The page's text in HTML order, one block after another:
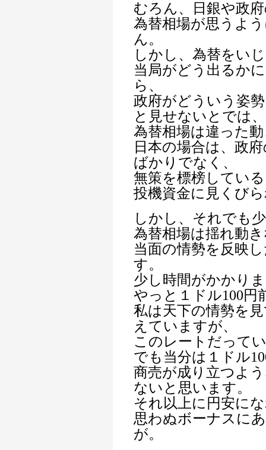
むろん、日銀や政
為替相場が思うよ
ん。
しかし、為替をい
当局がどう出るか
ら、
政府がどういう姿
と見せないとでは、
為替相場は違った
日本の場合は、政
ばかりでなく、
無策を標榜してい
投機資金に見くび
しかし、それでも
為替相場は揺れ動
当面の情勢を反映
す。
少し時間がかかり
やっと１ドル100円
私は天下の情勢を
えていますが、
このレートだって
でも当分は１ドル
商売が成り立つよ
ないと思います。
それ以上に円安に
思わぬボーナスに
が。